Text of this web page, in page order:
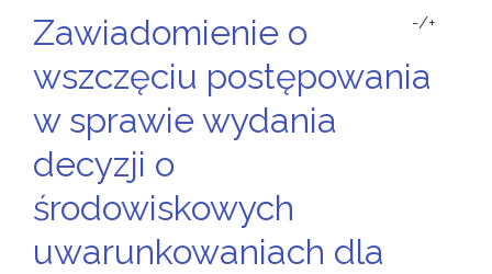
Zawiadomienie o
wszczęciu postępowania
w sprawie wydania
decyzji o
środowiskowych
uwarunkowaniach dla
-/+